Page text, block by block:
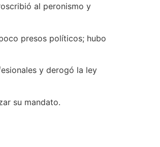
al peronismo y
presos políticos; hubo
y derogó la ley
su mandato.